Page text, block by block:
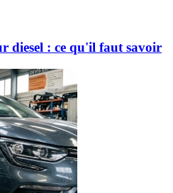
diesel : ce qu'il faut savoir